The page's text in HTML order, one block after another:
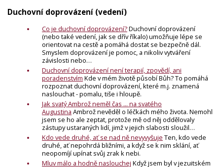
Duchovní doprovázení (vedení)
Co je duchovní doprovázení?Duchovní doprovázení
(nebo také vedení, jak se dřív říkalo) umožňuje lépe se
orientovat na cestě a pomáhá dostat se bezpečně dál.
Smyslem doprovázení je pomoc, a nikoliv vytváření
závislosti nebo…
Duchovní doprovázení není terapií, zpovědí, ani
poradenstvím Kde v mém životě působí Bůh? To pomáhá
rozpoznat duchovní doprovázení, které m.j. znamená
naslouchat - pomalu, tiše i hloupě.
Jak svatý Ambrož neměl čas ... na svatého
Augustina Ambrož nevěděl o léčkách mého života. Nemohl
jsem se ho ale zeptat, protože mě od něj oddělovaly
zástupy ustaraných lidí, jimž v jejich slabosti sloužil…
Kdo vede druhé, ať se nad ně nevyvyšuje Ten, kdo vede
druhé, ať nepohrdá bližními, a když se k nim sklání, ať
neopomíjí upínat svůj zrak k nebi.
Mluv málo a hodně naslouchej Když jsem byl v jezuitském